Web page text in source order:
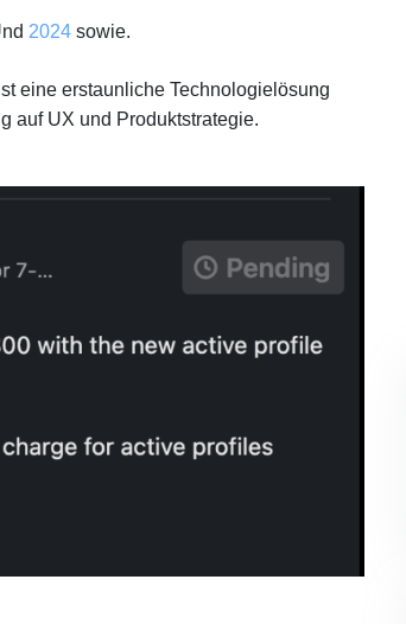
2024 sowie.
eine erstaunliche Technologielösung
auf UX und Produktstrategie.